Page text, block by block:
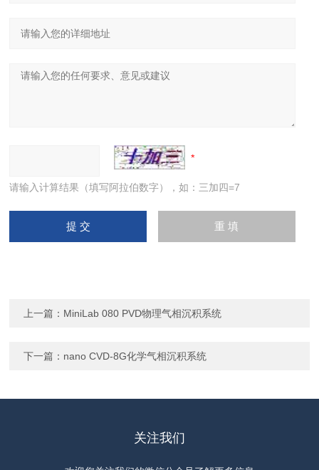
请输入计算结果（填写阿拉伯数字），如：三加四=7
上一篇： MiniLab 080 PVD物理气相沉积系统
下一篇： nano CVD-8G化学气相沉积系统
关注我们